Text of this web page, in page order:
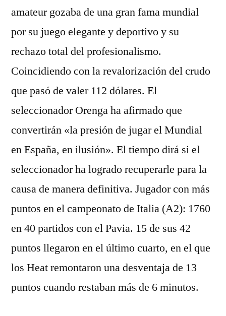
amateur gozaba de una gran fama mundial
por su juego elegante y deportivo y su
rechazo total del profesionalismo.
Coincidiendo con la revalorización del crudo
que pasó de valer 112 dólares. El
seleccionador Orenga ha afirmado que
convertirán «la presión de jugar el Mundial
en España, en ilusión». El tiempo dirá si el
seleccionador ha logrado recuperarle para la
causa de manera definitiva. Jugador con más
puntos en el campeonato de Italia (A2): 1760
en 40 partidos con el Pavia. 15 de sus 42
puntos llegaron en el último cuarto, en el que
los Heat remontaron una desventaja de 13
puntos cuando restaban más de 6 minutos.